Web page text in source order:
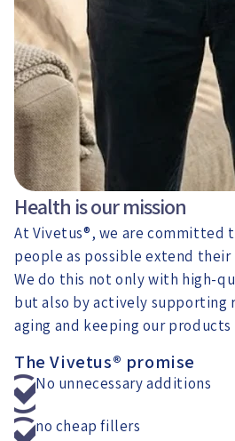
Health is our mission
At Vivetus®, we are committed
people as possible extend
We do this not only with high-
but also by actively supporting
aging and keeping our products
The Vivetus® promise
No unnecessary additions
no cheap fillers